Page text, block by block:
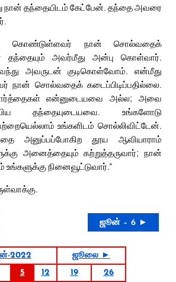
நான் தந்தையிடம் கேட்பேன். தந்தை அவரை
கொண்டுள்ளவர் நான் சொல்வதைக்
தந்தையும் அவர்மீது அன்பு கொள்வார்.
அவருடன் குடிகொள்வோம். என்மீது
நான் சொல்வதைக் கடைப்பிடிப்பதில்லை.
என்னுடையவை அல்ல; அவை
தந்தையுடையவை. உங்களோடு
உங்களிடம் சொல்லிவிட்டேன்.
அனுப்பப்போகிற தூய ஆவியாராம்
அனைத்தையும் கற்றுத்தருவார்; நான்
நினைவூட்டுவார்.”
ஜூன் – 6 ►
2022
ஜூலை ►
5 12 19
26